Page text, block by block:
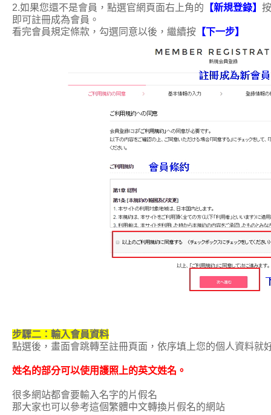
2.如果您還不是會員，點選官網頁面右上角的 【新規登錄】
即可註冊成為會員。
看完會員規定條款，勾選同意以後，繼續按 【下一步】
步驟二：輸入會員資料
點選後，畫面會跳轉至註冊頁面，依序填上您的個人資料就
姓名的部分可以使用護照上的英文姓名。
很多網站都會要輸入名字的片假名
那大家也可以參考這個繁體中文轉換片假名的網站